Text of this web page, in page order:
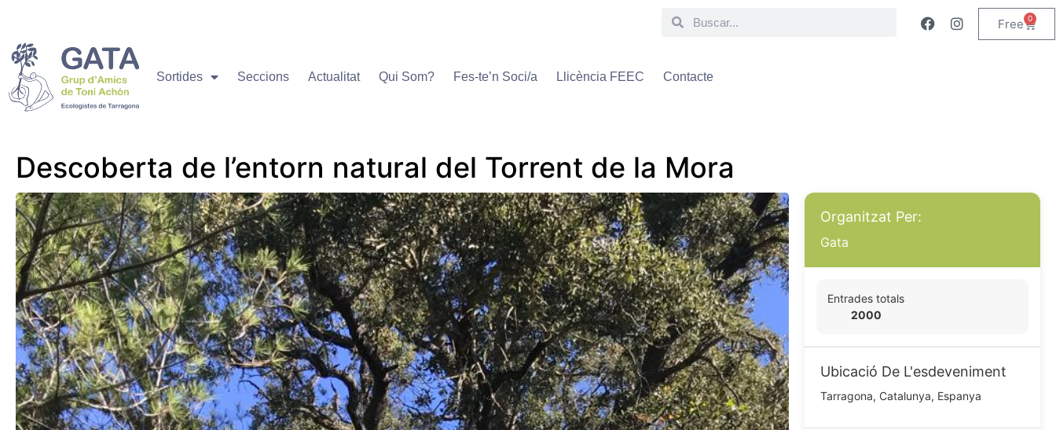
Free 0
Sortides Seccions Actualitat Qui Som? Fes-te’n Soci/a Llicència FEEC Contacte
Descoberta de l’entorn natural del Torrent de la Mora
Organitzat Per:
Gata
Entrades totals
2000
Ubicació De L'esdeveniment
Tarragona, Catalunya, Espanya